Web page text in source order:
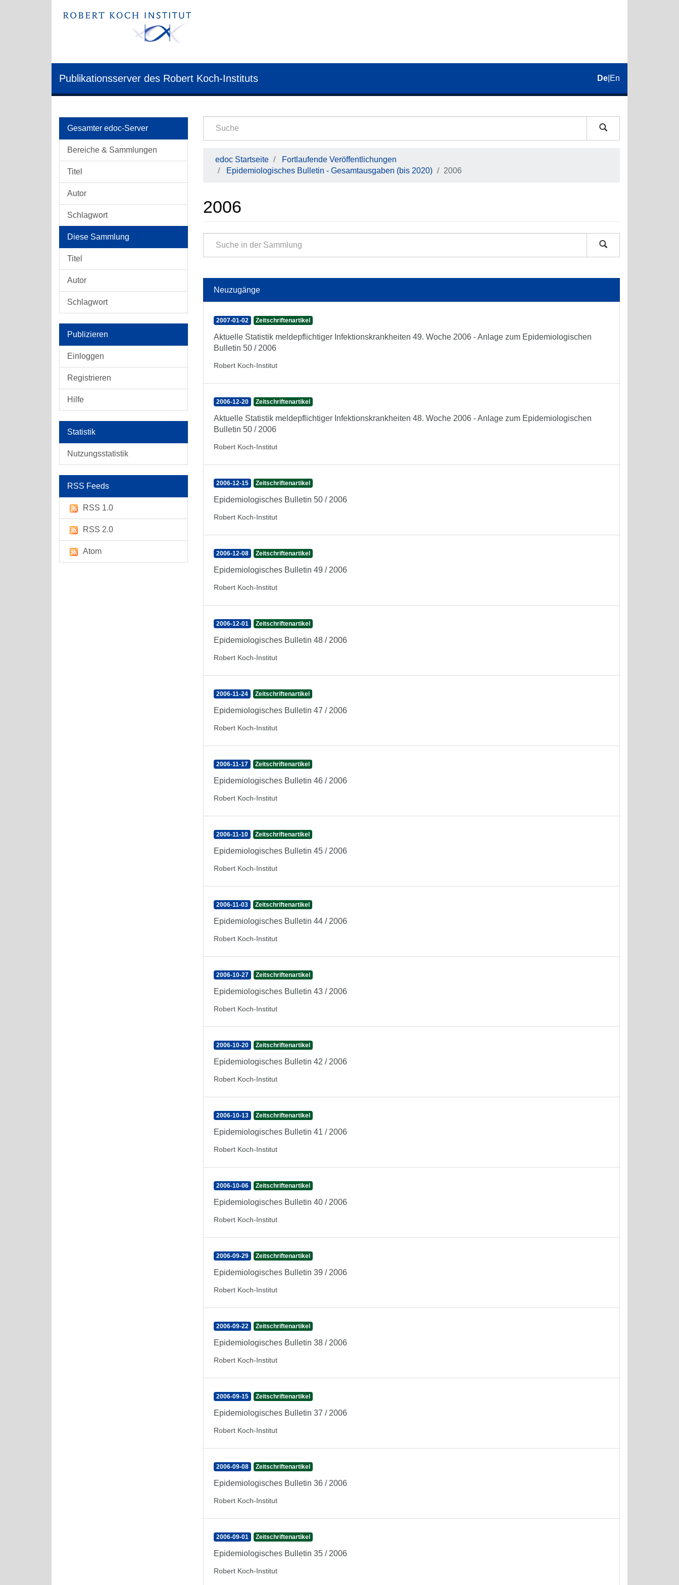
Publikationsserver des Robert Koch-Instituts De En
Gesamter edoc-Server
Bereiche & Sammlungen
Titel
Autor
Schlagwort
Diese Sammlung
Titel
Autor
Schlagwort
Publizieren
Einloggen
Registrieren
Hilfe
Statistik
Nutzungsstatistik
RSS Feeds
RSS 1.0
RSS 2.0
Atom
edoc Startseite
Fortlaufende Veröffentlichungen
Epidemiologisches Bulletin - Gesamtausgaben (bis 2020)
2006
2006
Neuzugänge
2007-01-02 Zeitschriftenartikel
Aktuelle Statistik meldepflichtiger Infektionskrankheiten 49. Woche 2006 - Anlage zum Epidemiologischen
Bulletin 50 / 2006
Robert Koch-Institut
2006-12-20 Zeitschriftenartikel
Aktuelle Statistik meldepflichtiger Infektionskrankheiten 48. Woche 2006 - Anlage zum Epidemiologischen
Bulletin 50 / 2006
Robert Koch-Institut
2006-12-15 Zeitschriftenartikel
Epidemiologisches Bulletin 50 / 2006
Robert Koch-Institut
2006-12-08 Zeitschriftenartikel
Epidemiologisches Bulletin 49 / 2006
Robert Koch-Institut
2006-12-01 Zeitschriftenartikel
Epidemiologisches Bulletin 48 / 2006
Robert Koch-Institut
2006-11-24 Zeitschriftenartikel
Epidemiologisches Bulletin 47 / 2006
Robert Koch-Institut
2006-11-17 Zeitschriftenartikel
Epidemiologisches Bulletin 46 / 2006
Robert Koch-Institut
2006-11-10 Zeitschriftenartikel
Epidemiologisches Bulletin 45 / 2006
Robert Koch-Institut
2006-11-03 Zeitschriftenartikel
Epidemiologisches Bulletin 44 / 2006
Robert Koch-Institut
2006-10-27 Zeitschriftenartikel
Epidemiologisches Bulletin 43 / 2006
Robert Koch-Institut
2006-10-20 Zeitschriftenartikel
Epidemiologisches Bulletin 42 / 2006
Robert Koch-Institut
2006-10-13 Zeitschriftenartikel
Epidemiologisches Bulletin 41 / 2006
Robert Koch-Institut
2006-10-06 Zeitschriftenartikel
Epidemiologisches Bulletin 40 / 2006
Robert Koch-Institut
2006-09-29 Zeitschriftenartikel
Epidemiologisches Bulletin 39 / 2006
Robert Koch-Institut
2006-09-22 Zeitschriftenartikel
Epidemiologisches Bulletin 38 / 2006
Robert Koch-Institut
2006-09-15 Zeitschriftenartikel
Epidemiologisches Bulletin 37 / 2006
Robert Koch-Institut
2006-09-08 Zeitschriftenartikel
Epidemiologisches Bulletin 36 / 2006
Robert Koch-Institut
2006-09-01 Zeitschriftenartikel
Epidemiologisches Bulletin 35 / 2006
Robert Koch-Institut